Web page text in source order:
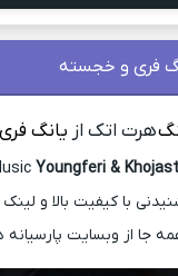
فری و خجسته
هرت اتک ازیانگ
Youngferi &
با کیفیت بالا و
جا از وبسایت پارسیانه